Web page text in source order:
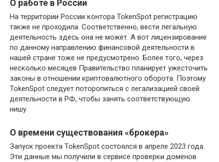
О работе в России
На территории России контора TokenSpot регистрацию
также не проходила. Соответственно, вести легальную
деятельность здесь она не может. А вот лицензирование
по данному направлению финансовой деятельности в
нашей стране тоже не предусмотрено. Более того, через
несколько месяцев Правительство планирует ужесточить
законы в отношении криптовалютного оборота. Поэтому
TokenSpot следует поторопиться с легализацией своей
деятельности в РФ, чтобы занять соответствующую
нишу.
О времени существования «брокера»
Запуск проекта TokenSpot состоялся в апреле 2023 года.
Эти данные мы получили в сервисе проверки доменов